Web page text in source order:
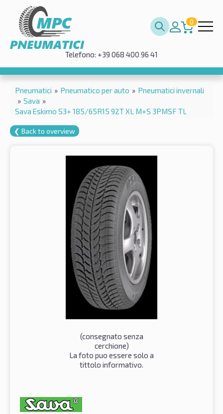
0
Telefono: +39 068 400 96 41
Pneumatici » Pneumatico per auto » Pneumatici invernali
» Sava »
Sava Eskimo S3+ 185/65R15 92T XL M+S 3PMSF TL
❮ Back to overview
(consegnato senza
cerchione)
La foto puo essere solo a
tittolo informativo.